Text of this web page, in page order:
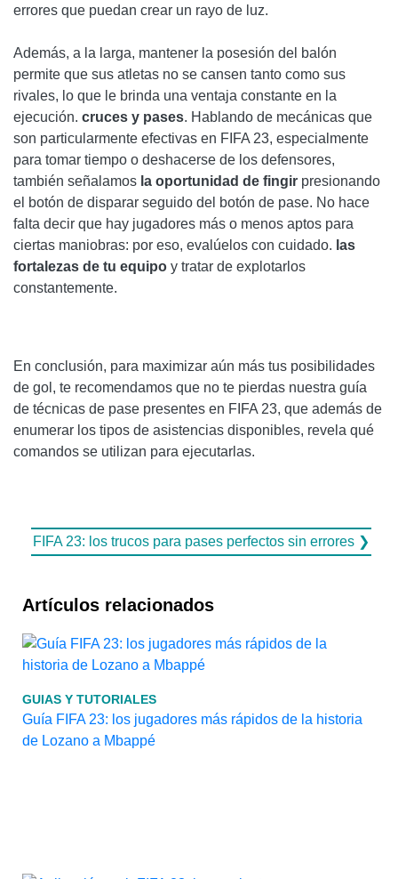
errores que puedan crear un rayo de luz.
Además, a la larga, mantener la posesión del balón
permite que sus atletas no se cansen tanto como sus
rivales, lo que le brinda una ventaja constante en la
ejecución. cruces y pases. Hablando de mecánicas que
son particularmente efectivas en FIFA 23, especialmente
para tomar tiempo o deshacerse de los defensores,
también señalamos la oportunidad de fingir presionando
el botón de disparar seguido del botón de pase. No hace
falta decir que hay jugadores más o menos aptos para
ciertas maniobras: por eso, evalúelos con cuidado. las
fortalezas de tu equipo y tratar de explotarlos
constantemente.
En conclusión, para maximizar aún más tus posibilidades
de gol, te recomendamos que no te pierdas nuestra guía
de técnicas de pase presentes en FIFA 23, que además de
enumerar los tipos de asistencias disponibles, revela qué
comandos se utilizan para ejecutarlas.
FIFA 23: los trucos para pases perfectos sin errores ❯
Artículos relacionados
GUIAS Y TUTORIALES
Guía FIFA 23: los jugadores más rápidos de la historia
de Lozano a Mbappé